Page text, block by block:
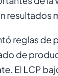
resultados
reglas de
de
El LCP